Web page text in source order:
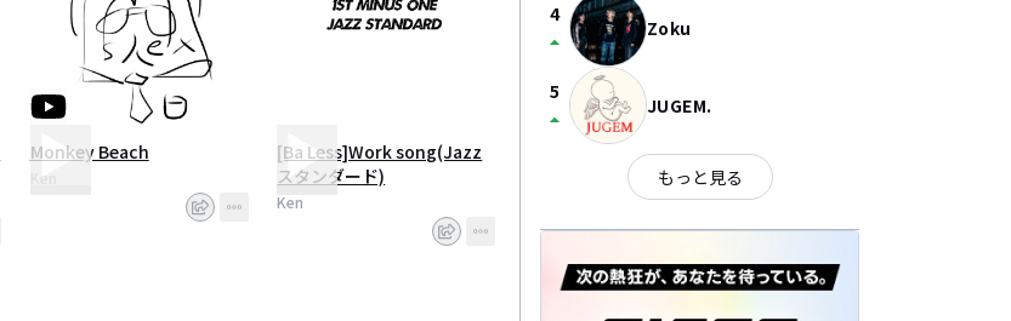
Monkey Beach
Ken
[Ba Less]Work song(Jazz
スタンダード)
Ken
4
arrow_drop_up Zoku
5
arrow_drop_up JUGEM.
もっと見る